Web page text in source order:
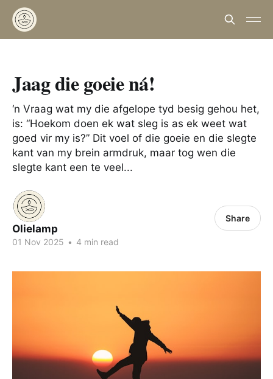
Jaag die goeie ná!
‘n Vraag wat my die afgelope tyd besig gehou het,
is: “Hoekom doen ek wat sleg is as ek weet wat
goed vir my is?” Dit voel of die goeie en die slegte
kant van my brein armdruk, maar tog wen die
slegte kant een te veel...
Olielamp
01 Nov 2025 • 4 min read
Share